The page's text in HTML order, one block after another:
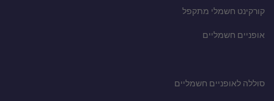
קורקינט חשמלי מתקפל
אופניים חשמליים
סוללה לאופניים חשמליים